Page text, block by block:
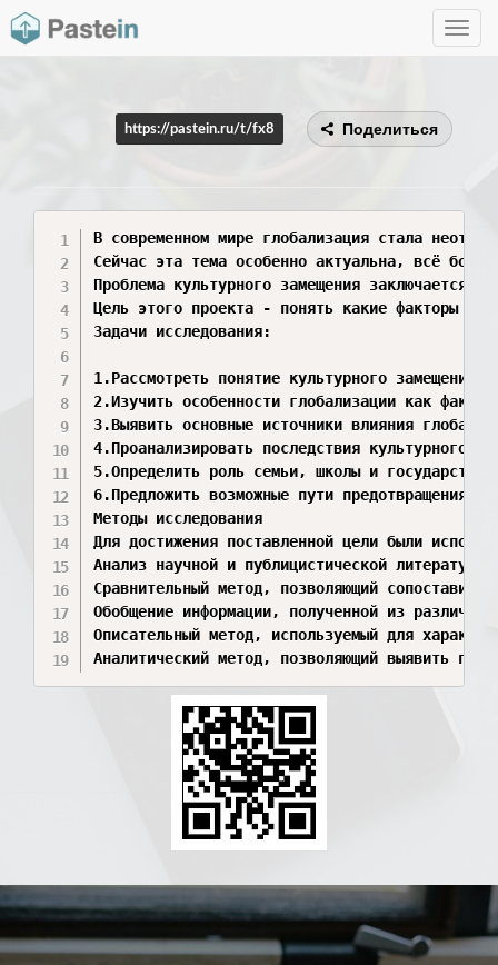
Toggle
https://pastein.ru/t/fx8 Поделиться
В современном мире глобализация стала
Сейчас эта тема особенно актуальна, всё
Проблема культурного замещения заключается
Цель этого проекта - понять какие факторы
Задачи исследования:
1.Рассмотреть понятие культурного замещения
2.Изучить особенности глобализации как
3.Выявить основные источники влияния
4.Проанализировать последствия культурного
5.Определить роль семьи, школы и государства
6.Предложить возможные пути предотвращения
Методы исследования
Для достижения поставленной цели были
Анализ научной и публицистической
Сравнительный метод, позволяющий
Обобщение информации, полученной из
Описательный метод, используемый для
Аналитический метод, позволяющий выявить